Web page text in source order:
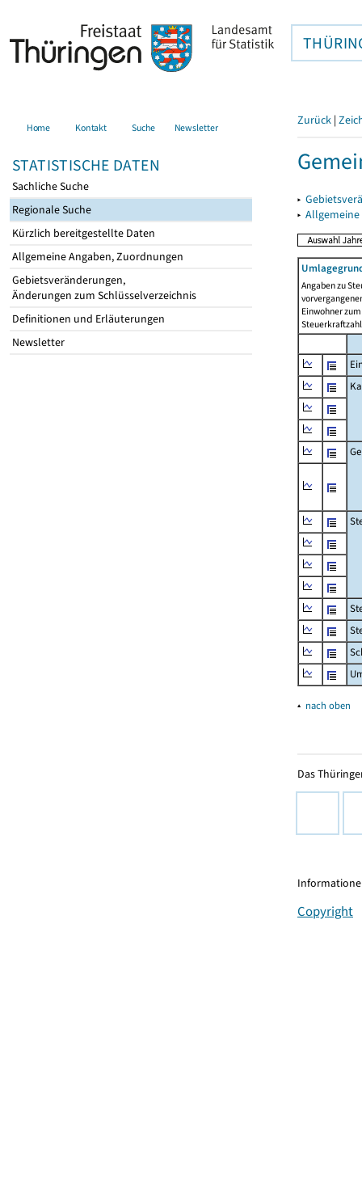
Home Kontakt Suche Newsletter
STATISTISCHE DATEN
Sachliche Suche
Regionale Suche
Kürzlich bereitgestellte Daten
Allgemeine Angaben, Zuordnungen
Gebietsveränderungen,
Änderungen zum Schlüsselverzeichnis
Definitionen und Erläuterungen
Newsletter
Zurück |
▸
▸
Angaben zu
Einwohner
▴ nach oben
Das
Copyright